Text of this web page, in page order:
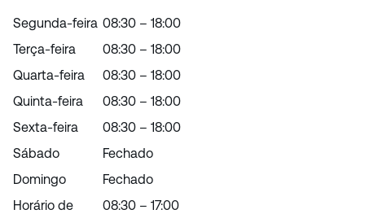
Segunda-feira
Terça-feira
Quarta-feira
Quinta-feira
Sexta-feira
Sábado
Domingo
Horário de
08:30 – 18:00
08:30 – 18:00
08:30 – 18:00
08:30 – 18:00
08:30 – 18:00
Fechado
Fechado
08:30 – 17:00